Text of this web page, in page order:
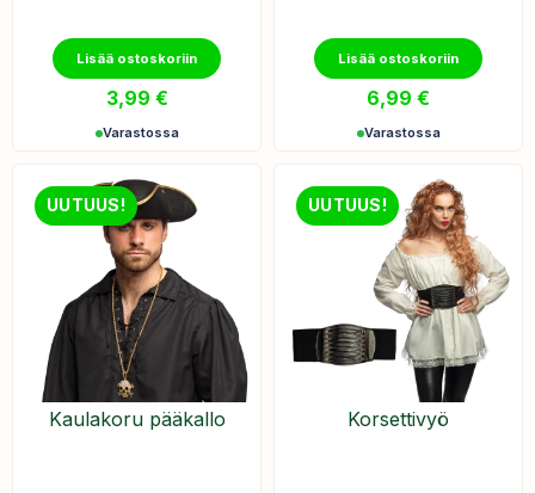
Lisää ostoskoriin
3,99 €
Varastossa
Lisää ostoskoriin
6,99 €
Varastossa
UUTUUS!
Kaulakoru pääkallo
UUTUUS!
Korsettivyö